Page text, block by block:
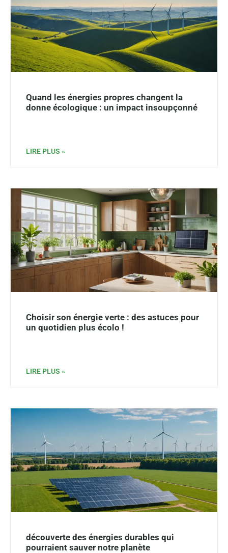
Quand les énergies propres changent la
donne écologique : un impact insoupçonné
LIRE PLUS »
Choisir son énergie verte : des astuces pour
un quotidien plus écolo !
LIRE PLUS »
découverte des énergies durables qui
pourraient sauver notre planète